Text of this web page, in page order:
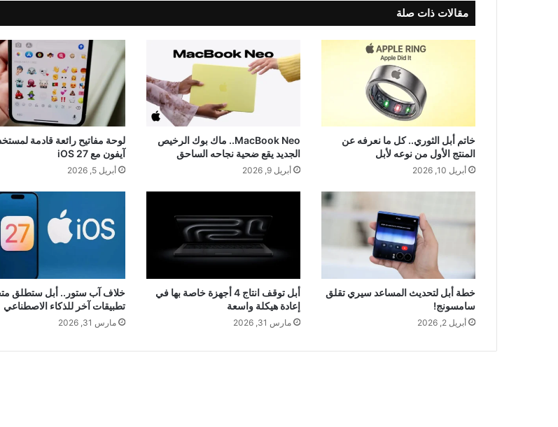
مقالات ذات صلة
خاتم أبل الثوري.. كل ما نعرفه عن
المنتج الأول من نوعه لأبل
أبريل 10, 2026
MacBook Neo.. ماك بوك الرخيص
الجديد يقع ضحية نجاحه الساحق
أبريل 9, 2026
لوحة مفاتيح رائعة قادمة
آيفون مع iOS 27
أبريل 5, 2026
خطة أبل لتحديث المساعد سيري تقلق
سامسونج!
أبريل 2, 2026
أبل توقف انتاج 4 أجهزة خاصة بها في
إعادة هيكلة واسعة
مارس 31, 2026
خلاف آب ستور.. أبل ستطلق
تطبيقات آخر للذكاء الاصطناعي
مارس 31, 2026